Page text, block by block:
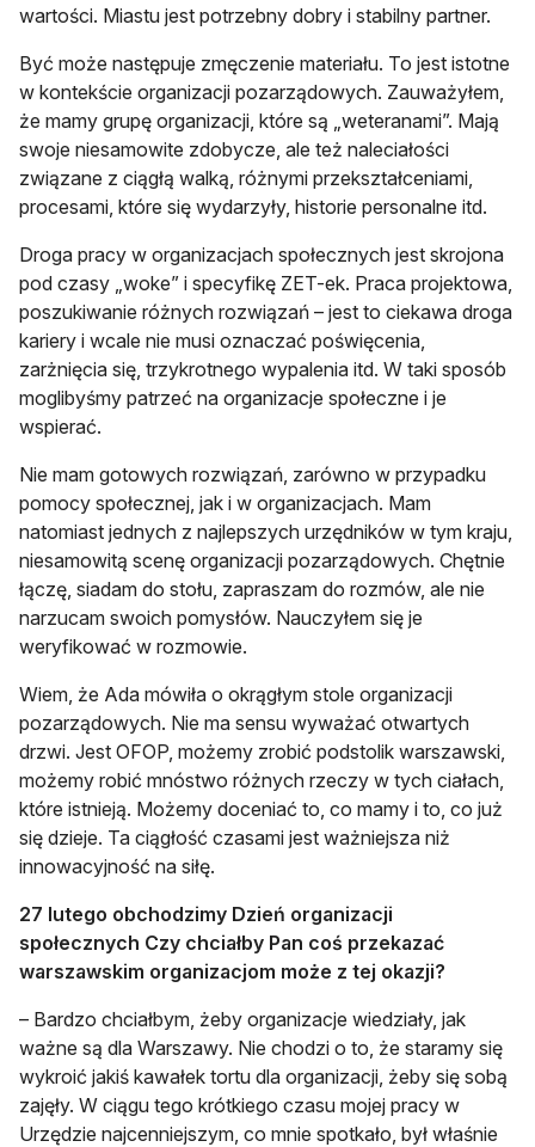
wartości. Miastu jest potrzebny dobry i stabilny partner.
Być może następuje zmęczenie materiału. To jest istotne
w kontekście organizacji pozarządowych. Zauważyłem,
że mamy grupę organizacji, które są „weteranami”. Mają
swoje niesamowite zdobycze, ale też naleciałości
związane z ciągłą walką, różnymi przekształceniami,
procesami, które się wydarzyły, historie personalne itd.
Droga pracy w organizacjach społecznych jest skrojona
pod czasy „woke” i specyfikę ZET-ek. Praca projektowa,
poszukiwanie różnych rozwiązań – jest to ciekawa droga
kariery i wcale nie musi oznaczać poświęcenia,
zarżnięcia się, trzykrotnego wypalenia itd. W taki sposób
moglibyśmy patrzeć na organizacje społeczne i je
wspierać.
Nie mam gotowych rozwiązań, zarówno w przypadku
pomocy społecznej, jak i w organizacjach. Mam
natomiast jednych z najlepszych urzędników w tym kraju,
niesamowitą scenę organizacji pozarządowych. Chętnie
łączę, siadam do stołu, zapraszam do rozmów, ale nie
narzucam swoich pomysłów. Nauczyłem się je
weryfikować w rozmowie.
Wiem, że Ada mówiła o okrągłym stole organizacji
pozarządowych. Nie ma sensu wyważać otwartych
drzwi. Jest OFOP, możemy zrobić podstolik warszawski,
możemy robić mnóstwo różnych rzeczy w tych ciałach,
które istnieją. Możemy doceniać to, co mamy i to, co już
się dzieje. Ta ciągłość czasami jest ważniejsza niż
innowacyjność na siłę.
27 lutego obchodzimy Dzień organizacji
społecznych Czy chciałby Pan coś przekazać
warszawskim organizacjom może z tej okazji?
– Bardzo chciałbym, żeby organizacje wiedziały, jak
ważne są dla Warszawy. Nie chodzi o to, że staramy się
wykroić jakiś kawałek tortu dla organizacji, żeby się sobą
zajęły. W ciągu tego krótkiego czasu mojej pracy w
Urzędzie najcenniejszym, co mnie spotkało, był właśnie